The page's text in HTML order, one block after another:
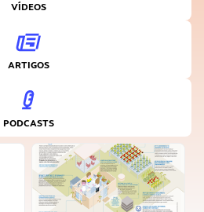
VÍDEOS
ARTIGOS
PODCASTS